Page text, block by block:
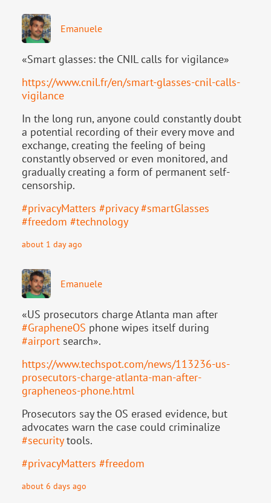
Emanuele
«Smart glasses: the CNIL calls for vigilance»
https://www.cnil.fr/en/smart-glasses-cnil-calls-
vigilance
In the long run, anyone could constantly doubt
a potential recording of their every move and
exchange, creating the feeling of being
constantly observed or even monitored, and
gradually creating a form of permanent self-
censorship.
#privacyMatters #privacy #smartGlasses
#freedom #technology
about 1 day ago
Emanuele
«US prosecutors charge Atlanta man after
#GrapheneOS phone wipes itself during
#airport search».
https://www.techspot.com/news/113236-us-
prosecutors-charge-atlanta-man-after-
grapheneos-phone.html
Prosecutors say the OS erased evidence, but
advocates warn the case could criminalize
#securitytools.
#privacyMatters #freedom
about 6 days ago